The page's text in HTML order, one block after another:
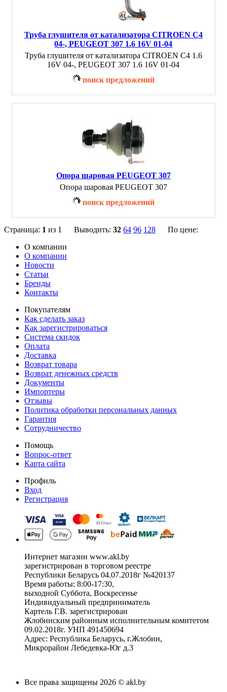
Труба глушителя от катализатора CITROEN C4
04-, PEUGEOT 307 1.6 16V 01-04
Труба глушителя от катализатора CITROEN C4 1.6
16V 04-, PEUGEOT 307 1.6 16V 01-04
поиск предложений
Опора шаровая PEUGEOT 307
Опора шаровая PEUGEOT 307
поиск предложений
Страница: 1 из 1 Выводить: 32 64 96 128
По цене:
О компании
О компании
Новости
Статьи
Бренды
Контакты
Покупателям
Как сделать заказ
Как зарегистрироваться
Система скидок
Оплата
Доставка
Возврат товара
Возврат денежных средств
Документы
Импортеры
Отзывы
Политика обработки персональных данных
Гарантия
Сотрудничество
Помощь
Вопрос-ответ
Карта сайта
Профиль
Вход
Регистрация
Интернет магазин www.akl.by
зарегистрирован в торговом реестре
Республики Беларусь 04.07.2018г №420137
Время работы: 8:00-17:30,
выходной Суббота, Воскресенье
Индивидуальный предприниматель
Картель Г.В. зарегистрирован
Жлобинским районным исполнительным комитетом
09.02.2018г. УНП 491450694
Адрес: Республика Беларусь, г.Жлобин,
Микрорайон Лебедевка-Юг д.3
Все права защищены 2026 © akl.by